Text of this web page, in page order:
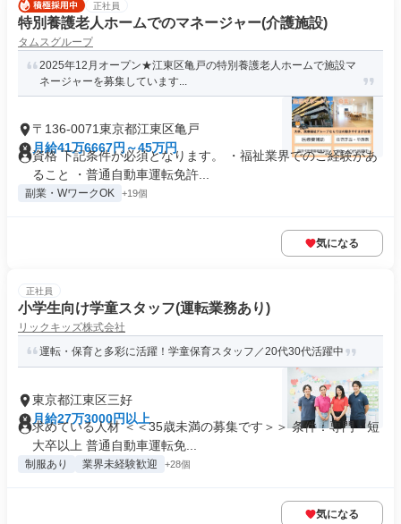
正社員
特別養護老人ホームでのマネージャー(介護施設)
タムスグループ
2025年12月オープン★江東区亀戸の特別養護老人ホームで施設マ
ネージャーを募集しています...
〒136-0071東京都江東区亀戸
月給41万6667円～45万円
資格 下記条件が必須となります。 ・福祉業界でのご経験があ
ること ・普通自動車運転免許...
副業・WワークOK +19個
気になる
正社員
小学生向け学童スタッフ(運転業務あり)
リックキッズ株式会社
運転・保育と多彩に活躍！学童保育スタッフ／20代30代活躍中
東京都江東区三好
月給27万3000円以上
求めている人材 ＜＜35歳未満の募集です＞＞ 条件：専門・短
大卒以上 普通自動車運転免...
制服あり 業界未経験歓迎 +28個
気になる